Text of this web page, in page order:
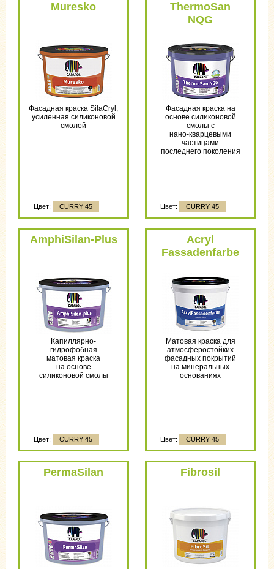
Muresko
Фасадная краска SilaCryl,
усиленная силиконовой
смолой
Цвет: CURRY 45
ThermoSan
NQG
Фасадная краска на
основе силиконовой
смолы с
нано-кварцевыми
частицами
последнего поколения
Цвет: CURRY 45
AmphiSilan-Plus
Капиллярно-
гидрофобная
матовая краска
на основе
силиконовой смолы
Цвет: CURRY 45
Acryl
Fassadenfarbe
Матовая краска для
атмосферостойких
фасадных покрытий
на минеральных
основаниях
Цвет: CURRY 45
PermaSilan Fibrosil